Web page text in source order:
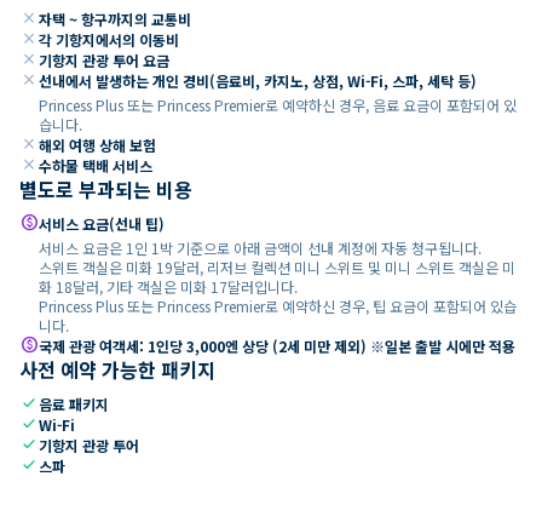
close 자택 ~ 항구까지의 교통비
close 각 기항지에서의 이동비
close 기항지 관광 투어 요금
close 선내에서 발생하는 개인 경비(음료비, 카지노, 상점, Wi-Fi, 스파, 세탁 등)
Princess Plus 또는 Princess Premier로 예약하신 경우, 음료 요금이 포함되어 있
습니다.
close 해외 여행 상해 보험
close 수하물 택배 서비스
별도로 부과되는 비용
paid서비스 요금(선내 팁)
서비스 요금은 1인 1박 기준으로 아래 금액이 선내 계정에 자동 청구됩니다.
스위트 객실은 미화 19달러, 리저브 컬렉션 미니 스위트 및 미니 스위트 객실은 미
화 18달러, 기타 객실은 미화 17달러입니다.
Princess Plus 또는 Princess Premier로 예약하신 경우, 팁 요금이 포함되어 있습
니다.
paid국제 관광 여객세: 1인당 3,000엔 상당 (2세 미만 제외) ※일본 출발 시에만 적용
사전 예약 가능한 패키지
check 음료 패키지
checkWi-Fi
check 기항지 관광 투어
check 스파